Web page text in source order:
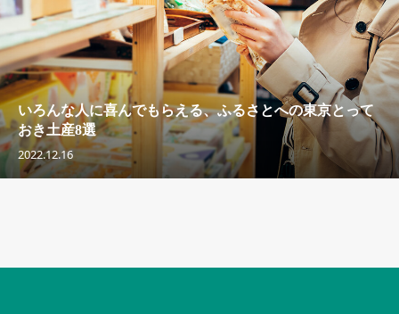
いろんな人に喜んでもらえる、ふるさとへの東京とって
おき土産8選
2022.12.16
セキュリティキャンペーンでのバナー